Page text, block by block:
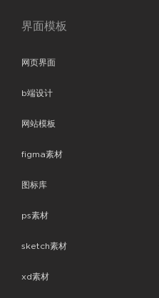
界面模板
网页界面
b端设计
网站模板
figma素材
图标库
ps素材
sketch素材
xd素材